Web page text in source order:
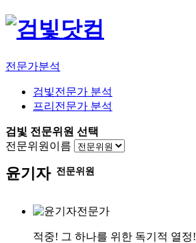
전문가분석
검빛전문가 분석
프리전문가 분석
검빛 전문위원 선택
전문위원이름
윤기자 전문위원
적중! 그 하나를 위한 독기적 열정!